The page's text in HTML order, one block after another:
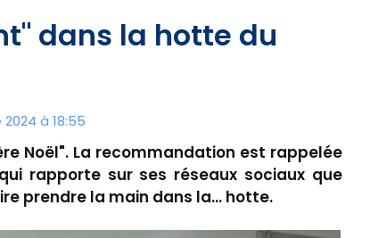
dans la hotte du
à 18:55
Noël". La recommandation est rappelée
rapporte sur ses réseaux sociaux que
prendre la main dans la... hotte.